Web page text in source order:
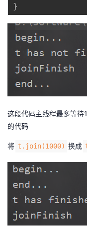
}
这段代码主线程最多等待
的代码
将 t.join(1000) 换成